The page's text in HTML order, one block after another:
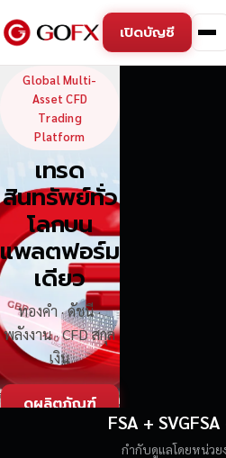
เปิดบัญชี
GoFX —
Global Multi-
Asset CFD
Trading
Platform
เทรด
สินทรัพย์ทั่ว
โลกบน
แพลตฟอร์ม
เดียว
ทองคำ · ดัชนี ·
พลังงาน · CFD สกุล
เงิน
ดูผลิตภัณฑ์
FSA +
กำกับดูแลโดยหน่วย